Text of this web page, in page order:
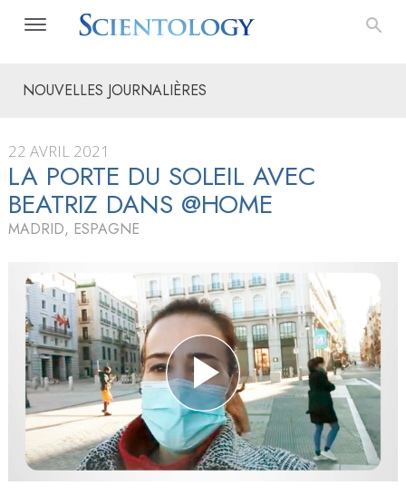
NOUVELLES JOURNALIÈRES
22 AVRIL 2021
LA PORTE DU SOLEIL AVEC
BEATRIZ DANS @HOME
MADRID, ESPAGNE